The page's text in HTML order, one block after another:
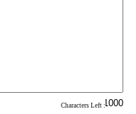
: Characters Left